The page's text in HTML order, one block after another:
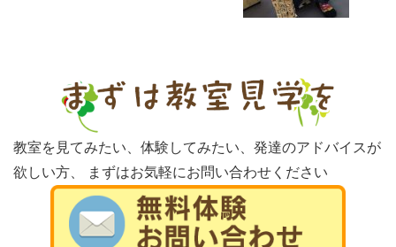
教室を見てみたい、体験してみたい、発達のアドバイスが
欲しい方、
まずはお気軽にお問い合わせください